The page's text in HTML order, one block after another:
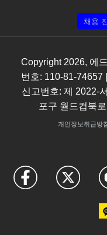
채용
Copyright 2026, 에
번호: 110-81-74657
신고번호: 제 2022-
포구 월드컵북
개인정보취급방